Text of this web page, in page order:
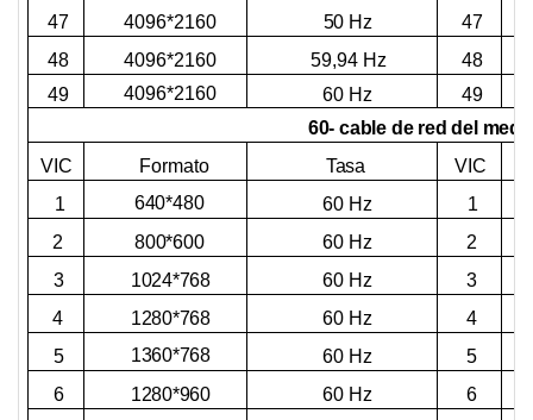
47 4096*2160 50 Hz
47
48
4096*2160 59,94 Hz
48
49
4096*2160 60 Hz
49
60-cable de red del
VIC
Formato Tasa
VIC
1
640*480 60 Hz
1
2
800*600 60 Hz
2
3
1024*768 60 Hz
3
4
1280*768 60 Hz
4
5
1360*768 60 Hz
5
6
1280*960 60 Hz
6